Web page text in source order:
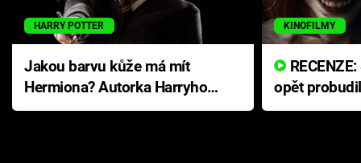
HARRY POTTER
Jakou barvu kůže má mít
Hermiona? Autorka Harryho
Pottera přišla s ráznou
KINOFILMY
opět
přichází s